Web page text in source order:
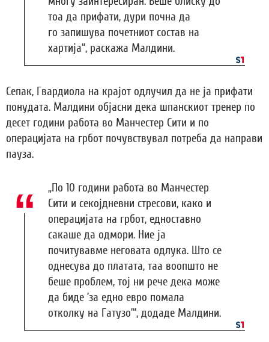
тоа да прифати, дури почна да
го запишува почетниот состав на
хартија“, раскажа Малдини.
Сепак, Гвардиола на крајот одлучил да не ја прифати
понудата. Малдини објасни дека шпанскиот тренер по
десет години работа во Манчестер Сити и по
операцијата на грбот почувствувал потреба да направи
пауза.
„По 10 години работа во Манчестер
Сити и секојдневни стресови, како и
операцијата на грбот, едноставно
сакаше да одмори. Ние ја
почитувавме неговата одлука. Што се
однесува до платата, таа воопшто не
беше проблем, тој ни рече дека може
да биде ’за едно евро помала
отколку на Гатузо’“, додаде Малдини.